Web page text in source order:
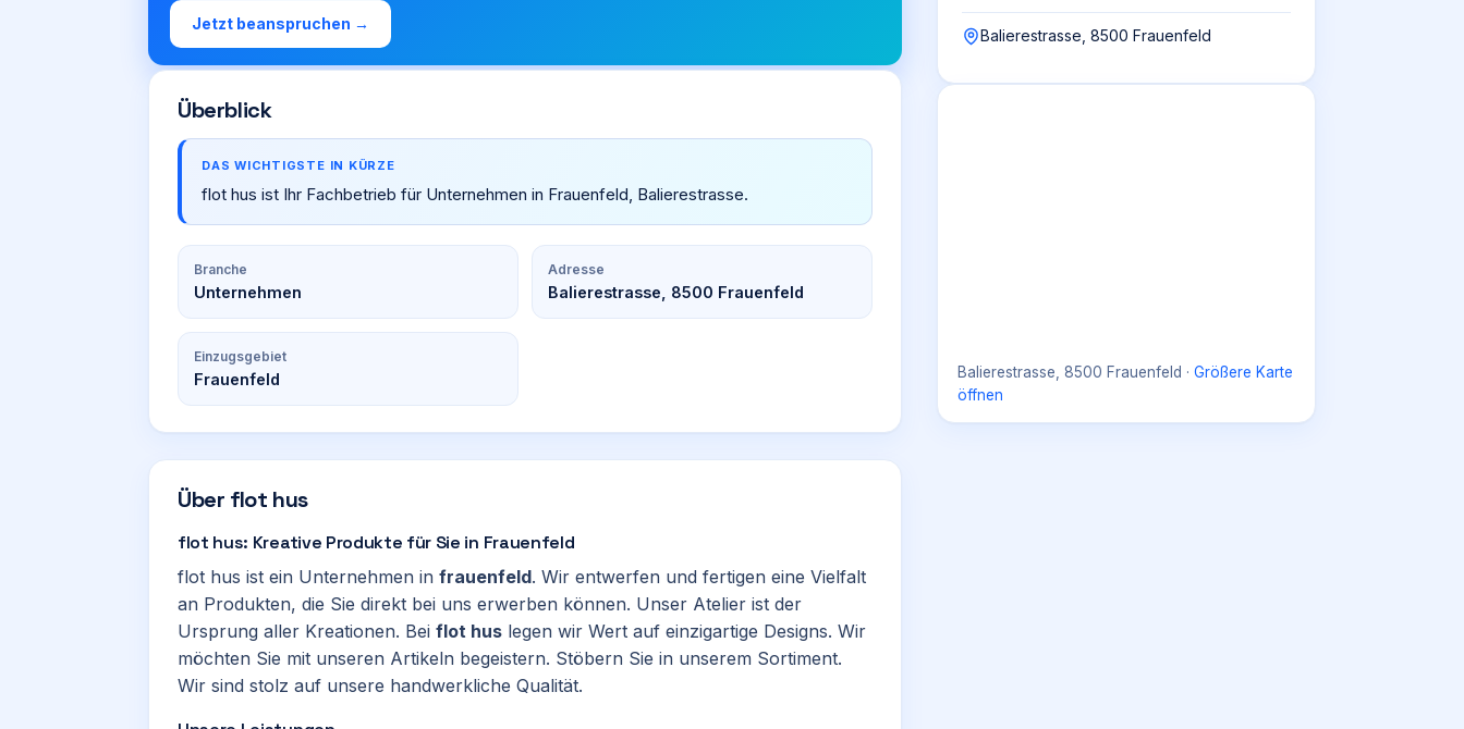
Jetzt beanspruchen →
Überblick
DAS WICHTIGSTE IN KÜRZE
flot hus ist Ihr Fachbetrieb für Unternehmen in Frauenfeld, Balierestrasse.
Branche
Unternehmen
Adresse
Balierestrasse, 8500 Frauenfeld
Einzugsgebiet
Frauenfeld
Über flot hus
flot hus: Kreative Produkte für Sie in Frauenfeld
flot hus ist ein Unternehmen in frauenfeld. Wir entwerfen und fertigen eine Vielfalt
an Produkten, die Sie direkt bei uns erwerben können. Unser Atelier ist der
Ursprung aller Kreationen. Bei flot hus legen wir Wert auf einzigartige Designs. Wir
möchten Sie mit unseren Artikeln begeistern. Stöbern Sie in unserem Sortiment.
Wir sind stolz auf unsere handwerkliche Qualität.
Balierestrasse, 8500 Frauenfeld
Balierestrasse, 8500 Frauenfeld · Größere Karte
öffnen